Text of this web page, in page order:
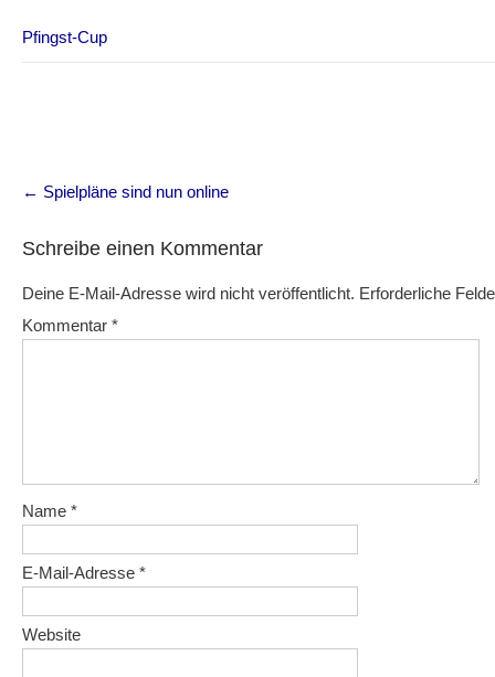
Pfingst-Cup
Post
navigation
← Spielpläne sind nun online
Schreibe einen Kommentar
Deine E-Mail-Adresse wird nicht veröffentlicht. Erforderliche
Kommentar *
Name *
E-Mail-Adresse *
Website